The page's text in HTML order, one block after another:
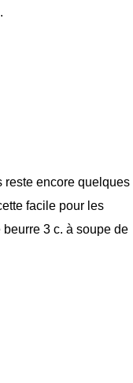
reste encore quelques
facile pour les
3 c. à soupe de